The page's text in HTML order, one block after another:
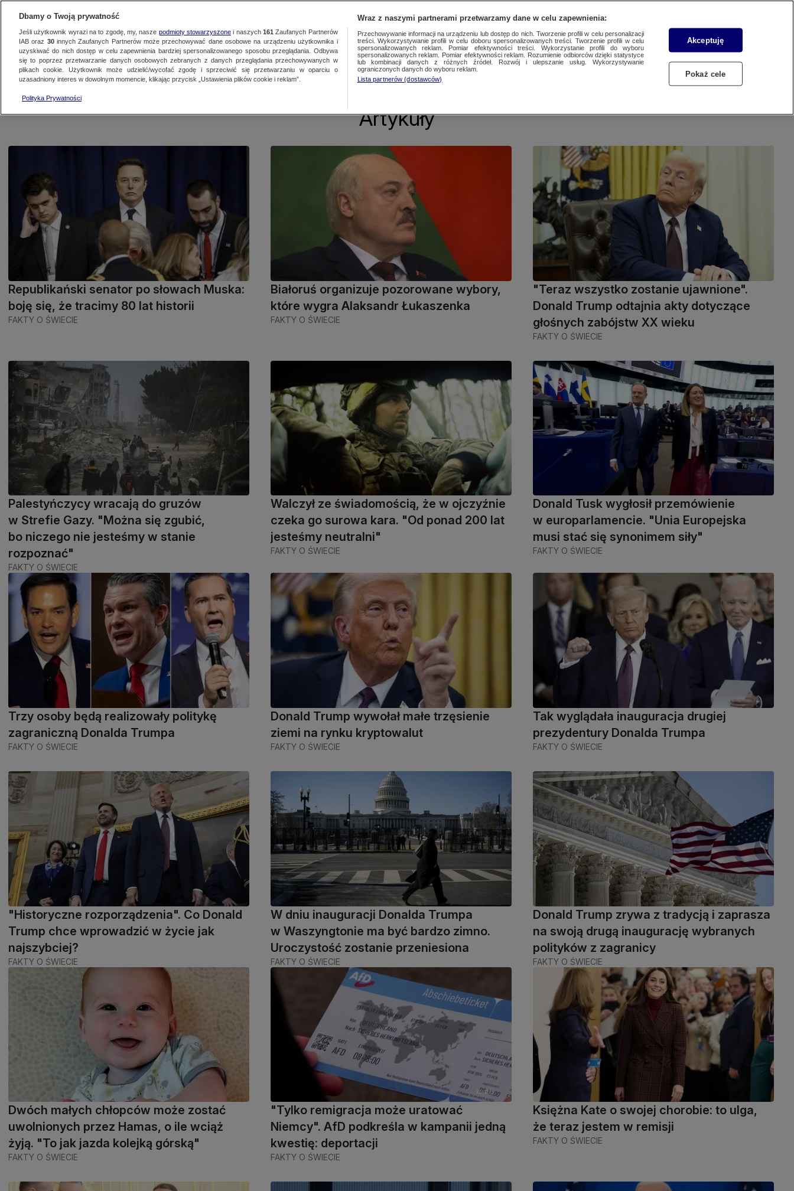
Wpisz szukane słowo
Zaloguj się
Na żywoProgramyFilmy dokumentalnePodcasty Artykuły Newslettery CzytajSłuchaj
Artykuły
Republikański senator po słowach Muska:
boję się, że tracimy 80 lat historii
FAKTY O ŚWIECIE
Białoruś organizuje pozorowane wybory,
które wygra Alaksandr Łukaszenka
FAKTY O ŚWIECIE
"Teraz wszystko zostanie ujawnione".
Donald Trump odtajnia akty dotyczące
głośnych zabójstw XX wieku
FAKTY O ŚWIECIE
Palestyńczycy wracają do gruzów
w Strefie Gazy. "Można się zgubić,
bo niczego nie jesteśmy w stanie
rozpoznać"
FAKTY O ŚWIECIE
Walczył ze świadomością, że w ojczyźnie
czeka go surowa kara. "Od ponad 200 lat
jesteśmy neutralni"
FAKTY O ŚWIECIE
Donald Tusk wygłosił przemówienie
w europarlamencie. "Unia Europejska
musi stać się synonimem siły"
FAKTY O ŚWIECIE
Trzy osoby będą realizowały politykę
zagraniczną Donalda Trumpa
FAKTY O ŚWIECIE
Donald Trump wywołał małe trzęsienie
ziemi na rynku kryptowalut
FAKTY O ŚWIECIE
Tak wyglądała inauguracja drugiej
prezydentury Donalda Trumpa
FAKTY O ŚWIECIE
"Historyczne rozporządzenia". Co Donald
Trump chce wprowadzić w życie jak
najszybciej?
FAKTY O ŚWIECIE
W dniu inauguracji Donalda Trumpa
w Waszyngtonie ma być bardzo zimno.
Uroczystość zostanie przeniesiona
FAKTY O ŚWIECIE
Donald Trump zrywa z tradycją i zaprasza
na swoją drugą inaugurację wybranych
polityków z zagranicy
FAKTY O ŚWIECIE
Dwóch małych chłopców może zostać
uwolnionych przez Hamas, o ile wciąż
żyją. "To jak jazda kolejką górską"
FAKTY O ŚWIECIE
"Tylko remigracja może uratować
Niemcy". AfD podkreśla w kampanii jedną
kwestię: deportacji
FAKTY O ŚWIECIE
Księżna Kate o swojej chorobie: to ulga,
że ​​teraz jestem w remisji
FAKTY O ŚWIECIE
Dbamy o Twoją prywatność
Jeśli użytkownik wyrazi na to zgodę, my, nasze podmioty stowarzyszonei naszych 161 Zaufanych Partnerów
IAB oraz 30innych Zaufanych Partnerów może przechowywać dane osobowe na urządzeniu użytkownika i
uzyskiwać do nich dostęp w celu zapewnienia bardziej spersonalizowanego sposobu przeglądania. Odbywa
się to poprzez przetwarzanie danych osobowych zebranych z danych przeglądania przechowywanych w
plikach cookie. Użytkownik może udzielić/wycofać zgodę i sprzeciwić się przetwarzaniu w oparciu o
uzasadniony interes w dowolnym momencie, klikając przycisk „Ustawienia plików cookie i reklam”.
Polityka Prywatności
Wraz z naszymi partnerami przetwarzamy dane w celu zapewnienia:
Przechowywanie informacji na urządzeniu lub dostęp do nich. Tworzenie profili w celu personalizacji
treści. Wykorzystywanie profili w celu doboru spersonalizowanych treści. Tworzenie profili w celu
spersonalizowanych reklam. Pomiar efektywności treści. Wykorzystanie profili do wyboru
spersonalizowanych reklam. Pomiar efektywności reklam. Rozumienie odbiorców dzięki statystyce
lub kombinacji danych z różnych źródeł. Rozwój i ulepszanie usług. Wykorzystywanie
ograniczonych danych do wyboru reklam.
Lista partnerów (dostawców)
Akceptuję
Pokaż cele